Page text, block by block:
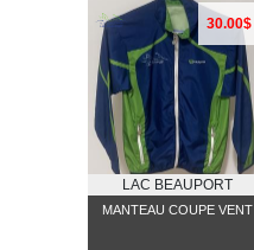
30.00$
LAC BEAUPORT
MANTEAU COUPE VENT